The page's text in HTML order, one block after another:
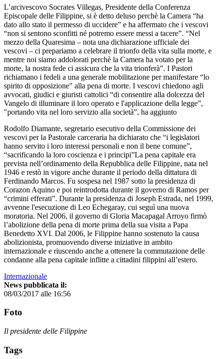
L’arcivescovo Socrates Villegas, Presidente della Conferenza
Episcopale delle Filippine, si è detto deluso perchè la Camera “ha
dato allo stato il permesso di uccidere” e ha affermato che i vescovi
“non si sentono sconfitti né potremo essere messi a tacere”. “Nel
mezzo della Quaresima – nota una dichiarazione ufficiale dei
vescovi – ci prepariamo a celebrare il trionfo della vita sulla morte, e
mentre noi siamo addolorati perchè la Camera ha votato per la
morte, la nostra fede ci assicura che la vita trionferà”. I Pastori
richiamano i fedeli a una generale mobilitazione per manifestare “lo
spirito di opposizione" alla pena di morte. I vescovi chiedono agli
avvocati, giudici e giuristi cattolici “di consentire alla dolcezza del
Vangelo di illuminare il loro operato e l'applicazione della legge”,
"portando vita nel loro servizio alla società”, ha aggiunto
Rodolfo Diamante, segretario esecutivo della Commissione dei
vescovi per la Pastorale carceraria ha dichiarato che “i legislatori
hanno servito i loro interessi personali e non il bene comune”,
“sacrificando la loro coscienza e i principi”La pena capitale era
prevista nell’ordinamento della Repubblica delle Filippine, nata nel
1946 e restò in vigore anche durante il periodo della dittatura di
Ferdinando Marcos. Fu sospesa nel 1987 sotto la presidenza di
Corazon Aquino e poi reintrodotta durante il governo di Ramos per
“crimini efferati”. Durante la presidenza di Joseph Estrada, nel 1999,
avvenne l'esecuzione di Leo Echegaray, cui seguì una nuova
moratoria. Nel 2006, il governo di Gloria Macapagal Arroyo firmò
l’abolizione della pena di morte prima della sua visita a Papa
Benedetto XVI. Dal 2006, le Filippine hanno sostenuto la causa
abolizionista, promuovendo diverse iniziative in ambito
internazionale e riuscendo anche a ottenere la commutazione delle
condanne alla pena capitale inflitte a cittadini filippini all’estero.
Internazionale
News pubblicata il:
08/03/2017 alle 16:56
Foto
Il presidente delle Filippine
Tags